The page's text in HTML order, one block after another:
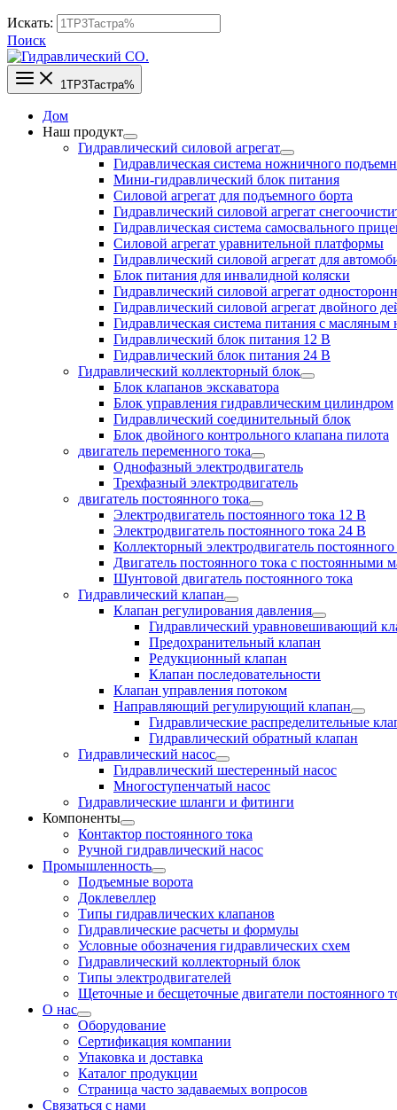
Искать:
Поиск
1TP3Тастра%
Дом
Наш продукт
Гидравлический силовой агрегат
Гидравлическая система ножничного
Мини-гидравлический блок питания
Силовой агрегат для подъемного борта
Гидравлический силовой агрегат
Гидравлическая система самосвального
Силовой агрегат уравнительной платформы
Гидравлический силовой агрегат для
Блок питания для инвалидной коляски
Гидравлический силовой агрегат
Гидравлический силовой агрегат двойного
Гидравлическая система питания с
Гидравлический блок питания 12 В
Гидравлический блок питания 24 В
Гидравлический коллекторный блок
Блок клапанов экскаватора
Блок управления гидравлическим цилиндром
Гидравлический соединительный блок
Блок двойного контрольного клапана пилота
двигатель переменного тока
Однофазный электродвигатель
Трехфазный электродвигатель
двигатель постоянного тока
Электродвигатель постоянного тока 12 В
Электродвигатель постоянного тока 24 В
Коллекторный электродвигатель постоянного
Двигатель постоянного тока с постоянными
Шунтовой двигатель постоянного тока
Гидравлический клапан
Клапан регулирования давления
Гидравлический уравновешивающий
Предохранительный клапан
Редукционный клапан
Клапан последовательности
Клапан управления потоком
Направляющий регулирующий клапан
Гидравлические распределительные
Гидравлический обратный клапан
Гидравлический насос
Гидравлический шестеренный насос
Многоступенчатый насос
Гидравлические шланги и фитинги
Компоненты
Контактор постоянного тока
Ручной гидравлический насос
Промышленность
Подъемные ворота
Доклевеллер
Типы гидравлических клапанов
Гидравлические расчеты и формулы
Условные обозначения гидравлических схем
Гидравлический коллекторный блок
Типы электродвигателей
Щеточные и бесщеточные двигатели постоянного
О нас
Оборудование
Сертификация компании
Упаковка и доставка
Каталог продукции
Страница часто задаваемых вопросов
Связаться с нами